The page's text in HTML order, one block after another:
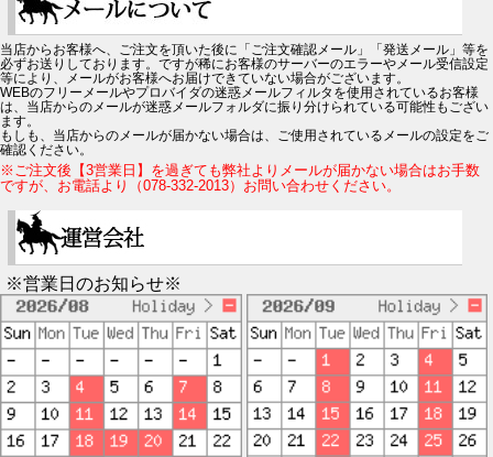
当店からお客様へ、ご注文を頂いた後に「ご注文確認メール」「発送メール」等を
必ずお送りしております。ですが稀にお客様のサーバーのエラーやメール受信設定
等により、メールがお客様へお届けできていない場合がございます。
WEBのフリーメールやプロバイダの迷惑メールフィルタを使用されているお客様
は、当店からのメールが迷惑メールフォルダに振り分けられている可能性もござい
ます。
もしも、当店からのメールが届かない場合は、ご使用されているメールの設定をご
確認ください。
※ご注文後【3営業日】を過ぎても弊社よりメールが届かない場合はお手数
ですが、お電話より（078-332-2013）お問い合わせください。
※営業日のお知らせ※